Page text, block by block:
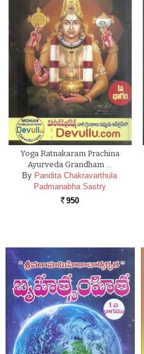
Yoga Ratnakaram Prachina
Ayurveda Grandham …
By Pandita Chakravarthula
Padmanabha Sastry
Rs. 950